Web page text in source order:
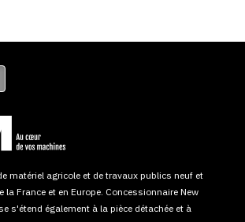
matériel agricole et de travaux publics neuf et
France et en Europe. Concessionnaire New
s'étend également à la pièce détachée et à